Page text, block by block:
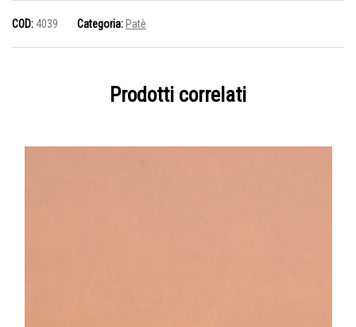
COD: 4039 Categoria: Patè
Prodotti correlati